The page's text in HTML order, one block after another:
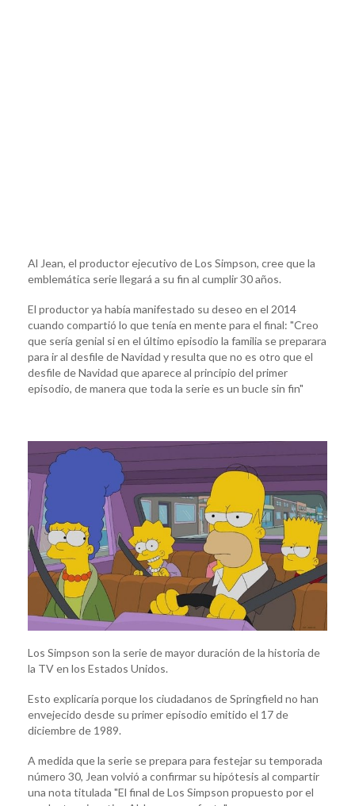
Al Jean, el productor ejecutivo de Los Simpson, cree que la
emblemática serie llegará a su fin al cumplir 30 años.
El productor ya había manifestado su deseo en el 2014
cuando compartió lo que tenía en mente para el final: "Creo
que sería genial si en el último episodio la familia se preparara
para ir al desfile de Navidad y resulta que no es otro que el
desfile de Navidad que aparece al principio del primer
episodio, de manera que toda la serie es un bucle sin fin"
Los Simpson son la serie de mayor duración de la historia de
la TV en los Estados Unidos.
Esto explicaría porque los ciudadanos de Springfield no han
envejecido desde su primer episodio emitido el 17 de
diciembre de 1989.
A medida que la serie se prepara para festejar su temporada
número 30, Jean volvió a confirmar su hipótesis al compartir
una nota titulada "El final de Los Simpson propuesto por el